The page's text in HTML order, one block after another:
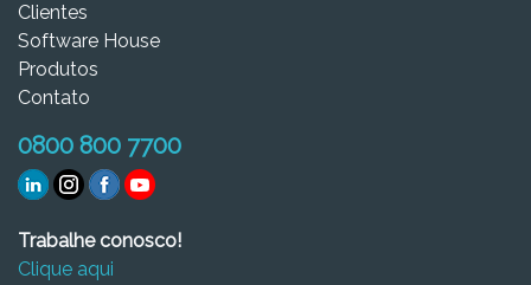
Clientes
Software House
Produtos
Contato
0800 800 7700
Trabalhe conosco!
Clique aqui